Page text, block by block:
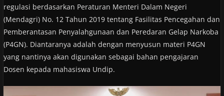
regulasi berdasarkan Peraturan Menteri Dalam Negeri
(Mendagri) No. 12 Tahun 2019 tentang Fasilitas Pencegahan dan
Pemberantasan Penyalahgunaan dan Peredaran Gelap Narkoba
(P4GN). Diantaranya adalah dengan menyusun materi P4GN
yang nantinya akan digunakan sebagai bahan pengajaran
Dosen kepada mahasiswa Undip.